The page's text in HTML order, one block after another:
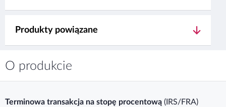
Produkty powiązane
O produkcie
Terminowa transakcja na stopę procentową (IRS/FRA)